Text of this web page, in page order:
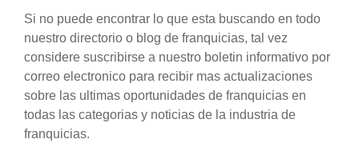
Si no puede encontrar lo que esta buscando en todo
nuestro directorio o blog de franquicias, tal vez
considere suscribirse a nuestro boletin informativo por
correo electronico para recibir mas actualizaciones
sobre las ultimas oportunidades de franquicias en
todas las categorias y noticias de la industria de
franquicias.